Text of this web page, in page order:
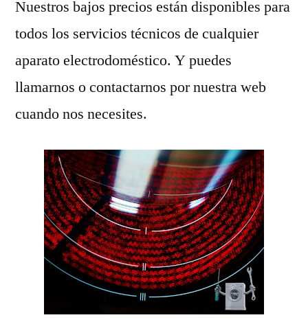
Nuestros bajos precios están disponibles para
todos los servicios técnicos de cualquier
aparato electrodoméstico. Y puedes
llamarnos o contactarnos por nuestra web
cuando nos necesites.